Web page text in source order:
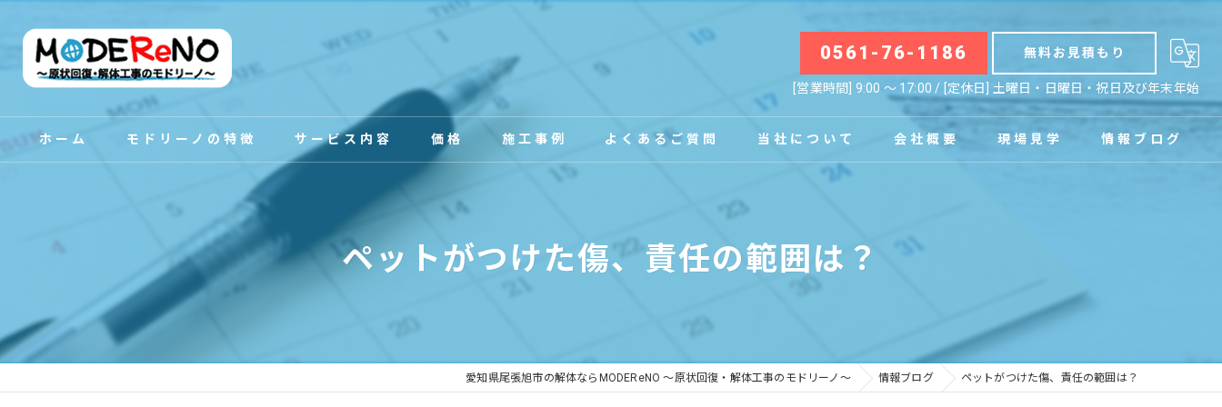
0561-76-1186 無料お見積もり
[営業時間] 9:00 〜 17:00 / [定休日] 土曜日・日曜日・祝日及び年末年始
ホーム モドリーノの特徴 サービス内容 価格 施工事例 よくあるご質問 当社について
事務所
工場
会社概要 現場見学 情報ブログ
ペットがつけた傷、責任の範囲は？
愛知県尾張旭市の解体ならMODEReNO ～原状回復・解体工事のモドリーノ～ 情報ブログ ペットがつけた傷、責任の範囲は？